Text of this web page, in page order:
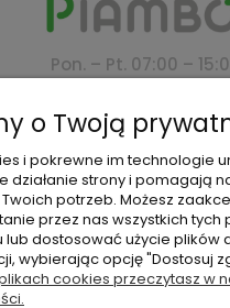
Pon. – Pt. 07:00 –
| Piambo - akcesoria dla
585, 34-242 Łętownia | NIP:
| Email:biuro@piambo.pl|
Wszelkie Prawa
o Twoją
i pokrewne im technologie
działanie strony i pomagają
potrzeb. Możesz
przez nas wszystkich tych
lub dostosować użycie plików
wybierając opcję "Dostosuj
cookies przeczytasz w